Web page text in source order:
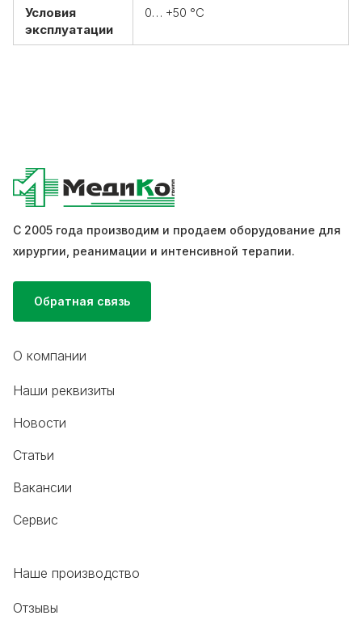
Условия
эксплуатации
0… +50 °С
С 2005 года производим и продаем оборудование для
хирургии, реанимации и интенсивной терапии.
Обратная связь
О компании
Наши реквизиты
Новости
Статьи
Вакансии
Сервис
Наше производство
Отзывы